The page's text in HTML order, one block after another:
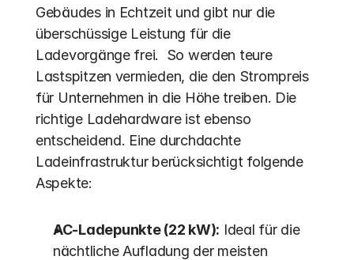
Gebäudes in Echtzeit und gibt nur die
überschüssige Leistung für die
Ladevorgänge frei.  So werden teure
Lastspitzen vermieden, die den Strompreis
für Unternehmen in die Höhe treiben. Die
richtige Ladehardware ist ebenso
entscheidend. Eine durchdachte
Ladeinfrastruktur berücksichtigt folgende
Aspekte:
AC-Ladepunkte (22 kW): Ideal für die
nächtliche Aufladung der meisten